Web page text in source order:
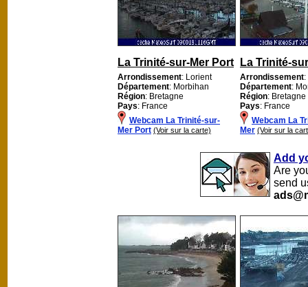
La Trinité-sur-Mer Port
Arrondissement: Lorient
Département: Morbihan
Région: Bretagne
Pays: France
Webcam La Trinité-sur-
Mer Port (Voir sur la carte)
La Trinité-
Arrondissement
Département:
Région: Bretagne
Pays: France
Webcam La
Mer (Voir sur la
Add
Are
send